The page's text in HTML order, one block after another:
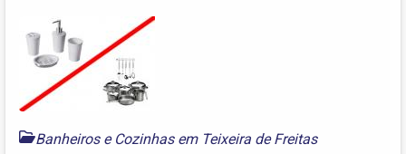
Banheiros e Cozinhas em Teixeira de Freitas